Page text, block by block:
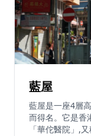
藍屋
藍屋是一座4層
而得名。它是香
「華佗醫院」,